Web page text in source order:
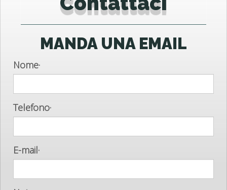
MANDA UNA EMAIL
Nome·
Telefono·
E-mail·